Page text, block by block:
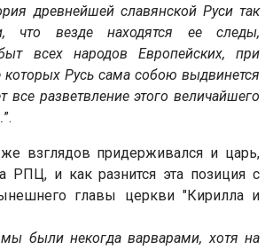
древнейшей славянской Руси так
что везде находятся ее следы,
всех народов Европейских, при
которых Русь сама собою выдвинется
все разветвление этого величайшего
”.
взглядов придерживался и царь,
РПЦ, и как разнится эта позиция с
главы церкви "Кирилла и
были некогда варварами, хотя на